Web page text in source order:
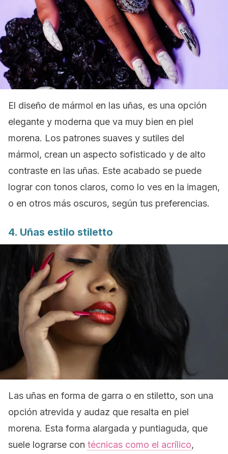
El diseño de mármol en las uñas, es una opción
elegante y moderna que va muy bien en piel
morena. Los patrones suaves y sutiles del
mármol, crean un aspecto sofisticado y de alto
contraste en las uñas. Este acabado se puede
lograr con tonos claros, como lo ves en la imagen,
o en otros más oscuros, según tus preferencias.
4. Uñas estilo stiletto
Las uñas en forma de garra o en stiletto, son una
opción atrevida y audaz que resalta en piel
morena. Esta forma alargada y puntiaguda, que
suele lograrse con técnicas como el acrílico,